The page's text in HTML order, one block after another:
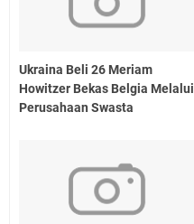
Ukraina Beli 26 Meriam
Howitzer Bekas Belgia Melalui
Perusahaan Swasta